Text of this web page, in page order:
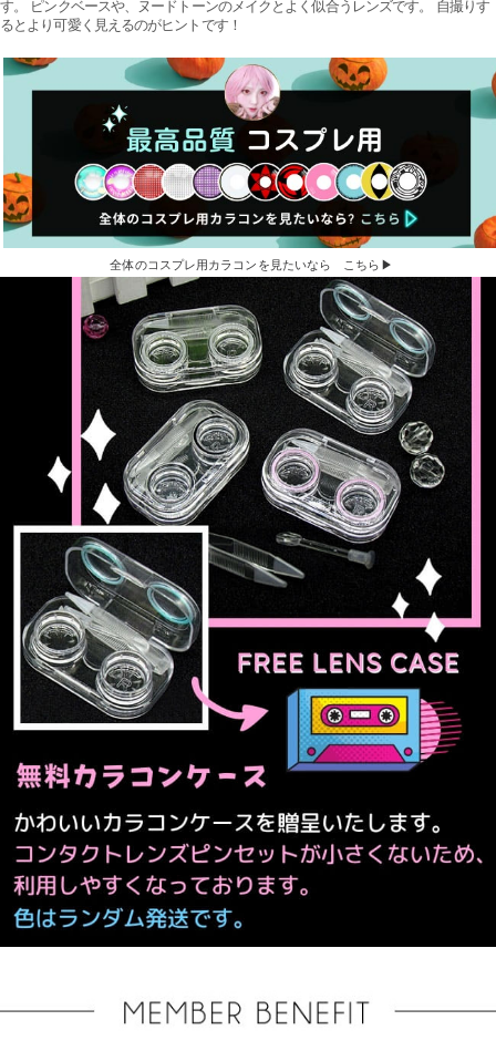
す。 ピンクベースや、ヌードトーンのメイクとよく似合うレンズです。 自撮りす
るとより可愛く見えるのがヒントです！
全体のコスプレ用カラコンを見たいなら こちら▶